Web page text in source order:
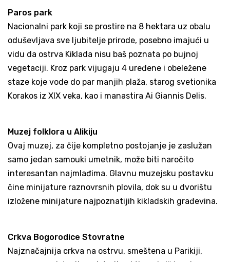
Paros park
Nacionalni park koji se prostire na 8 hektara uz obalu
oduševljava sve ljubitelje prirode, posebno imajući u
vidu da ostrva Kiklada nisu baš poznata po bujnoj
vegetaciji. Kroz park vijugaju 4 uređene i obeležene
staze koje vode do par manjih plaža, starog svetionika
Korakos iz XIX veka, kao i manastira Ai Giannis Delis.
Muzej folklora u Alikiju
Ovaj muzej, za čije kompletno postojanje je zaslužan
samo jedan samouki umetnik, može biti naročito
interesantan najmlađima. Glavnu muzejsku postavku
čine minijature raznovrsnih plovila, dok su u dvorištu
izložene minijature najpoznatijih kikladskih građevina.
Crkva Bogorodice Stovratne
Najznačajnija crkva na ostrvu, smeštena u Parikiji,